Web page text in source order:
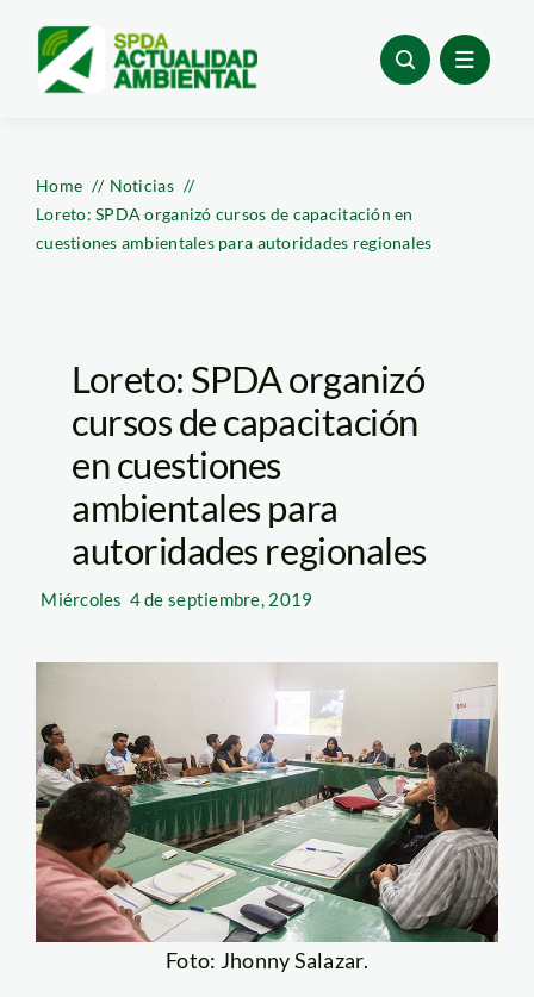
content
Home
Noticias
Loreto: SPDA organizó cursos de capacitación en
cuestiones ambientales para autoridades regionales
Loreto: SPDA organizó
cursos de capacitación
en cuestiones
ambientales para
autoridades regionales
Miércoles 4 de septiembre, 2019
Foto: Jhonny Salazar.